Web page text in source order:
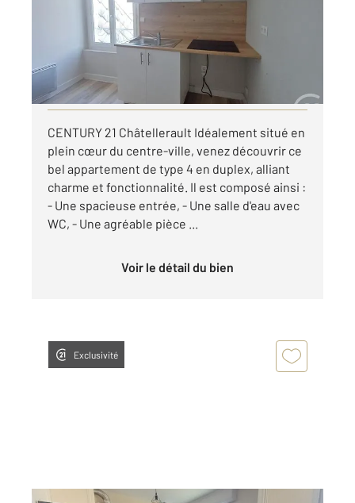
Appartement T3 à louer
650 €
par mois charges comprises
Visiter le site dédié
CENTURY 21 Châtellerault Idéalement situé en
plein cœur du centre-ville, venez découvrir ce
bel appartement de type 4 en duplex, alliant
charme et fonctionnalité. Il est composé ainsi :
- Une spacieuse entrée, - Une salle d'eau avec
WC, - Une agréable pièce ...
Voir le détail du bien
Exclusivité